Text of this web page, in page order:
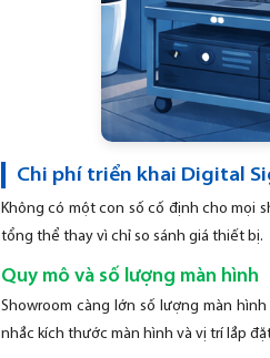
Chi phí triển khai Digital
Không có một con số cố định cho mọi
tổng thể thay vì chỉ so sánh giá thiết bị.
Quy mô và số lượng màn hình
Showroom càng lớn số lượng màn
nhắc kích thước màn hình và vị trí lắp